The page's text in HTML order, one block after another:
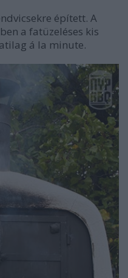
épített. A
a fatüzeléses kis
á la minute.